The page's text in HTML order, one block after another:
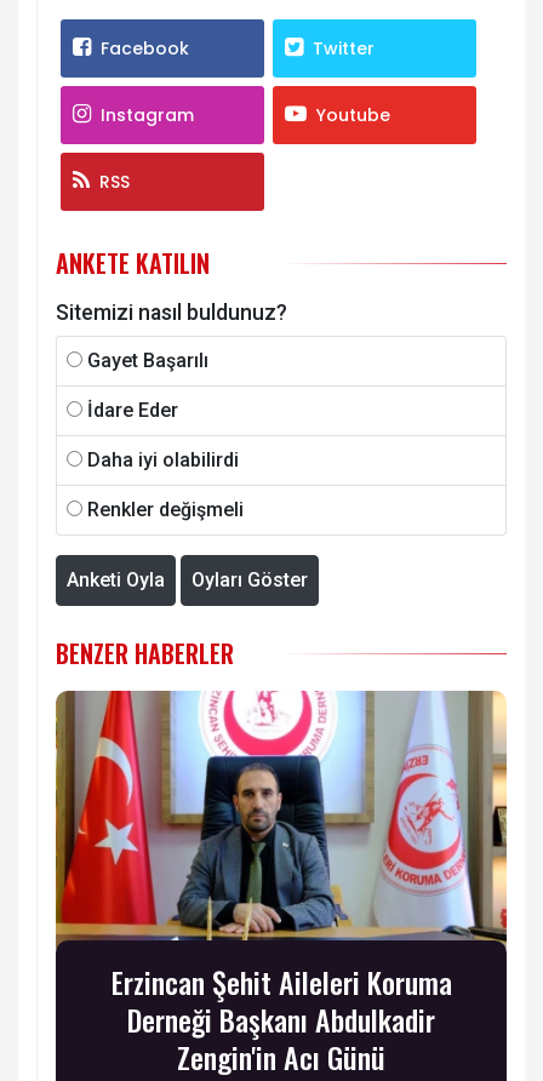
Facebook Twitter
Instagram Youtube
RSS
ANKETE KATILIN
Sitemizi nasıl buldunuz?
Gayet Başarılı
İdare Eder
Daha iyi olabilirdi
Renkler değişmeli
Anketi Oyla Oyları Göster
BENZER HABERLER
Erzincan Şehit Aileleri Koruma
Derneği Başkanı Abdulkadir
Zengin'in Acı Günü